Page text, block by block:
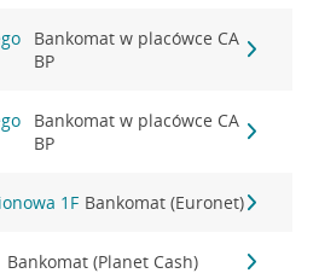
Bankomat w placówce CA
BP
Bankomat w placówce CA
BP
1F Bankomat (Euronet)
Bankomat (Planet Cash)